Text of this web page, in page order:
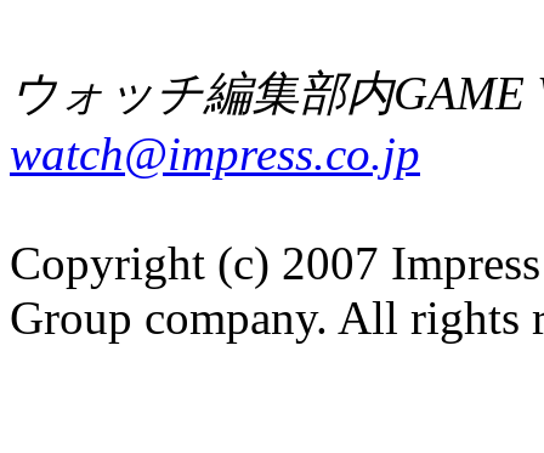
ウォッチ編集部内GAME
watch@impress.co.jp
Copyright (c) 2007
Group company. All rights